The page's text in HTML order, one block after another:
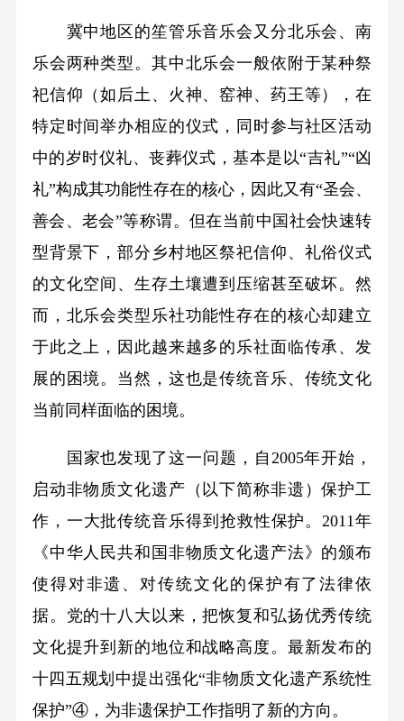
冀中地区的笙管乐音乐会又分北乐会、南
乐会两种类型。其中北乐会一般依附于某种祭
祀信仰（如后土、火神、窑神、药王等），在
特定时间举办相应的仪式，同时参与社区活动
中的岁时仪礼、丧葬仪式，基本是以“吉礼”“凶
礼”构成其功能性存在的核心，因此又有“圣会、
善会、老会”等称谓。但在当前中国社会快速转
型背景下，部分乡村地区祭祀信仰、礼俗仪式
的文化空间、生存土壤遭到压缩甚至破坏。然
而，北乐会类型乐社功能性存在的核心却建立
于此之上，因此越来越多的乐社面临传承、发
展的困境。当然，这也是传统音乐、传统文化
当前同样面临的困境。
国家也发现了这一问题，自2005年开始，
启动非物质文化遗产（以下简称非遗）保护工
作，一大批传统音乐得到抢救性保护。2011年
《中华人民共和国非物质文化遗产法》的颁布
使得对非遗、对传统文化的保护有了法律依
据。党的十八大以来，把恢复和弘扬优秀传统
文化提升到新的地位和战略高度。最新发布的
十四五规划中提出强化“非物质文化遗产系统性
保护”④，为非遗保护工作指明了新的方向。